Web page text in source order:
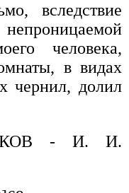
вследствие
человека,
в видах
чернил, долил
- И. И.